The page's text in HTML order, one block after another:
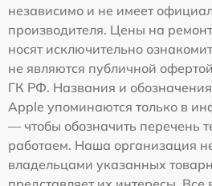
независимо и не имеет
производителя. Цены на
носят исключительно
не являются публичной
ГК РФ. Названия и
Apple упоминаются только в
— чтобы обозначить перечень
работаем. Наша организация
владельцами указанных